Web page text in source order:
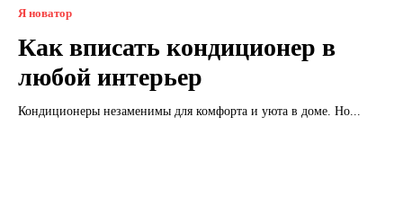
Я новатор
Как вписать кондиционер в
любой интерьер
Кондиционеры незаменимы для комфорта и уюта в доме. Но...